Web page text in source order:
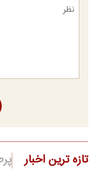
تازه ترین اخبار